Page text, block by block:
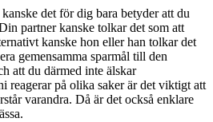
det för dig bara betyder att du
partner kanske tolkar det som att
kanske hon eller han tolkar det
gemensamma sparmål till den
att du därmed inte älskar
reagerar på olika saker är det viktigt att
varandra. Då är det också enklare